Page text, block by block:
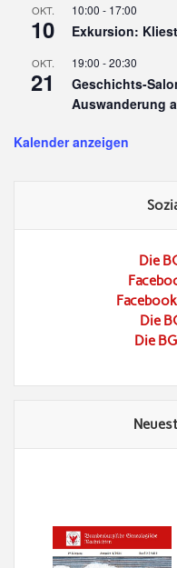
OKT.
10
10:00 - 17:00
Exkursion:
OKT.
21
19:00 -20:30
Geschichts-
Auswanderung
Kalender anzeigen
Die
Die
Die